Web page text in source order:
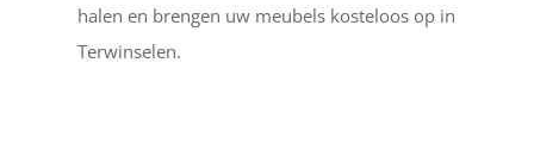
halen en brengen uw meubels kosteloos op in
Terwinselen.